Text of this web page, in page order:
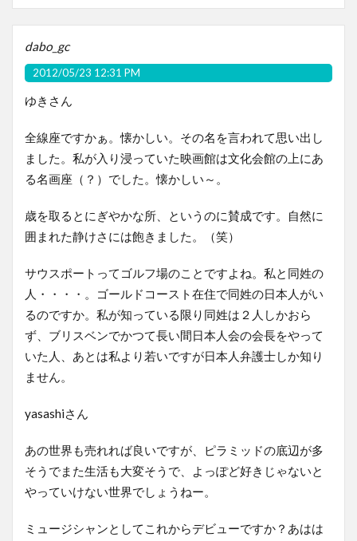
dabo_gc
2012/05/23 12:31 PM
ゆきさん
全線座ですかぁ。懐かしい。その名を言われて思い出し
ました。私が入り浸っていた映画館は文化会館の上にあ
る名画座（？）でした。懐かしい～。
歳を取るとにぎやかな所、というのに賛成です。自然に
囲まれた静けさには飽きました。（笑）
サウスポートってゴルフ場のことですよね。私と同姓の
人・・・・。ゴールドコースト在住で同姓の日本人がい
るのですか。私が知っている限り同姓は２人しかおら
ず、ブリスベンでかつて長い間日本人会の会長をやって
いた人、あとは私より若いですが日本人弁護士しか知り
ません。
yasashiさん
あの世界も売れれば良いですが、ピラミッドの底辺が多
そうでまた生活も大変そうで、よっぽど好きじゃないと
やっていけない世界でしょうねー。
ミュージシャンとしてこれからデビューですか？あはは